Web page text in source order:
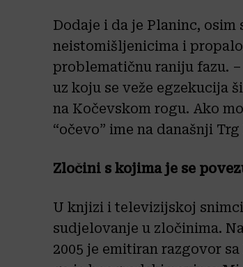
Dodaje i da je Planinc,
neistomišljenicima i
problematičnu raniju fazu.
uz koju se veže egzekucija
na Kočevskom rogu. Ako
“očevo” ime na današnji
Zločini s kojima je se
U knjizi i televizijskoj
sudjelovanje u zločinima.
2005 je emitiran razgovor